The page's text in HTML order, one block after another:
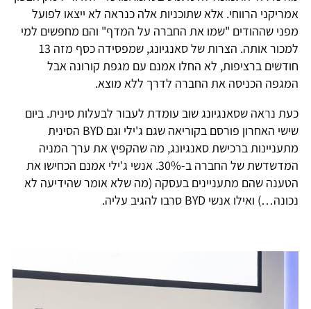
אמריקני הרווחי. אלא שתוכניות אלה כנראה לא ייצאו לפועל
מפני שההודים "שמו את החברה על המדף" והם מחפשים למי
למכור אותה. הצרות של סאנגיונג, שמפסידה כסף מזה 13
חודשים ברציפות, לא החלו אמנם עם מגפת קורונה אבל
המגפה הכניסה את החברה לדרך ללא מוצא.
כעת נראה שסאנגיונג שוב עומדת לעבור לבעלות סינית. ביום
שישי האחרון פורסם בקוריאה שגם ג'ילי וגם BYD הסינית
מתעניינות ברכישת סאנגיונג, מה שהקפיץ את ערך המניה
המדשדשת של החברה ב-30%. אנשי ג'ילי אמנם הכחישו את
הטענה שהם מתעניינים בעסקה (מה שלא אומר שהידיעה לא
נכונה…) ואילו אנשי BYD סרבו להגיב עליה.